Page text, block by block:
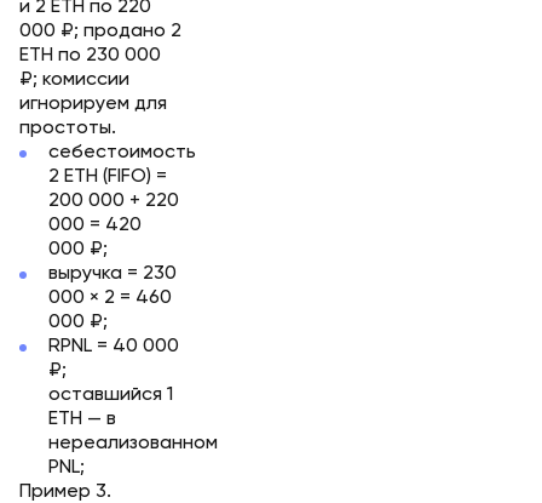
и 2 ETH по 220
000 ₽; продано 2
ETH по 230 000
₽; комиссии
игнорируем для
простоты.
себестоимость
2 ETH (FIFO) =
200 000 + 220
000 = 420
000 ₽;
выручка = 230
000 × 2 = 460
000 ₽;
RPNL = 40 000
₽;
оставшийся 1
ETH — в
нереализованном
PNL;
Пример 3.